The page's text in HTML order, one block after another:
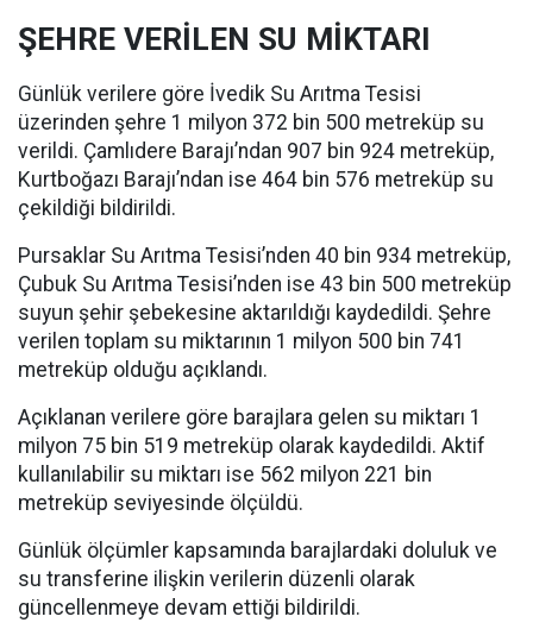
ŞEHRE VERİLEN SU MİKTARI
Günlük verilere göre İvedik Su Arıtma Tesisi
üzerinden şehre 1 milyon 372 bin 500 metreküp su
verildi. Çamlıdere Barajı’ndan 907 bin 924 metreküp,
Kurtboğazı Barajı’ndan ise 464 bin 576 metreküp su
çekildiği bildirildi.
Pursaklar Su Arıtma Tesisi’nden 40 bin 934 metreküp,
Çubuk Su Arıtma Tesisi’nden ise 43 bin 500 metreküp
suyun şehir şebekesine aktarıldığı kaydedildi. Şehre
verilen toplam su miktarının 1 milyon 500 bin 741
metreküp olduğu açıklandı.
Açıklanan verilere göre barajlara gelen su miktarı 1
milyon 75 bin 519 metreküp olarak kaydedildi. Aktif
kullanılabilir su miktarı ise 562 milyon 221 bin
metreküp seviyesinde ölçüldü.
Günlük ölçümler kapsamında barajlardaki doluluk ve
su transferine ilişkin verilerin düzenli olarak
güncellenmeye devam ettiği bildirildi.